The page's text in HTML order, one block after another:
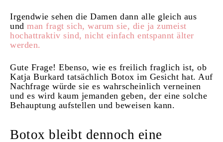
Irgendwie sehen die Damen dann alle gleich aus
und man fragt sich, warum sie, die ja zumeist
hochattraktiv sind, nicht einfach entspannt älter
werden.
Gute Frage! Ebenso, wie es freilich fraglich ist, ob
Katja Burkard tatsächlich Botox im Gesicht hat. Auf
Nachfrage würde sie es wahrscheinlich verneinen
und es wird kaum jemanden geben, der eine solche
Behauptung aufstellen und beweisen kann.
Botox bleibt dennoch eine